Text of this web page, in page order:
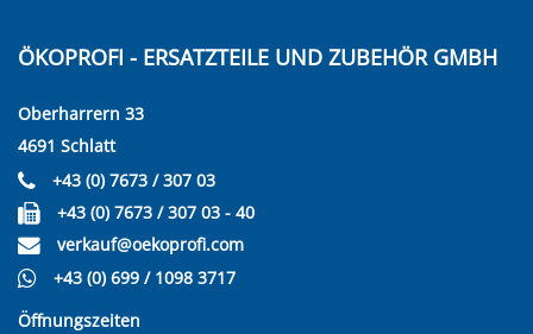
ÖKOPROFI - ERSATZTEILE UND ZUBEHÖR GMBH
Oberharrern 33
4691 Schlatt
+43 (0) 7673 / 307 03
+43 (0) 7673 / 307 03 - 40
verkauf@oekoprofi.com
+43 (0) 699 / 1098 3717
Öffnungszeiten